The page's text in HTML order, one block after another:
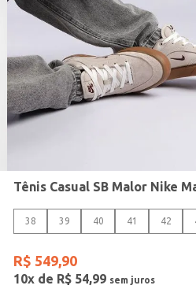
38 39 40 41 42
R$ 549,90
10x de R$ 54,99